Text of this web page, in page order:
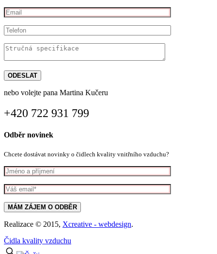
nebo volejte pana Martina Kučeru
+420 722 931 799
Odběr novinek
Chcete dostávat novinky o čidlech kvality vnitřního vzduchu?
Realizace © 2015, Xcreative - webdesign.
Čidla kvality vzduchu